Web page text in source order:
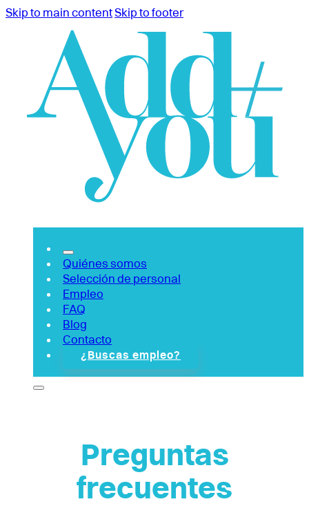
Skip to main contentSkip to footer
Quiénes somos
Selección de personal
Empleo
FAQ
Blog
Contacto
¿Buscas empleo?
Preguntas
frecuentes